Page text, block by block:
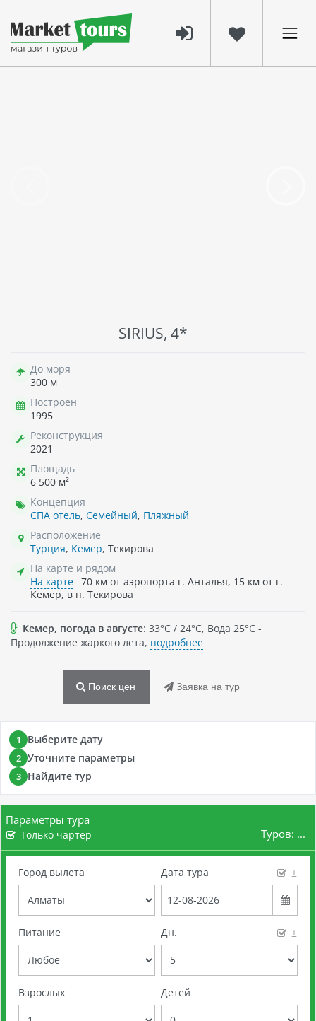
SIRIUS, 4*
До моря
300 м
Построен
1995
Реконструкция
2021
Площадь
6 500 м²
Концепция
СПА отель, Семейный, Пляжный
Расположение
Турция, Кемер, Текирова
На карте и рядом
На карте 70 км от аэропорта г. Анталья, 15 км от г.
Кемер, в п. Текирова
Кемер, погода в августе: 33°C / 24°C, Вода 25°C -
Продолжение жаркого лета, подробнее
Поиск цен Заявка на тур
1 Выберите дату
2 Уточните параметры
3 Найдите тур
Параметры тура
Только чартер Туров: ...
Город вылета Дата тура ±
Питание Дн. ±
Взрослых Детей